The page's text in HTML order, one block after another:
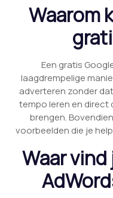
Waarom
Een gratis
laagdrempelige
adverteren zonder
tempo leren en direct
brengen.
voorbeelden die je
Waar